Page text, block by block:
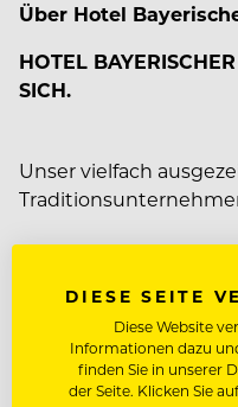
Über Hotel
HOTEL
SICH.
Unser vielfach
the World“. Mit dem
ausgezeichnet mit 2
und 3 Hauben im
JOBDETAILS
DIESE SEITE
Diese Website
Informationen dazu
finden Sie in unserer
der Seite. Klicken Sie